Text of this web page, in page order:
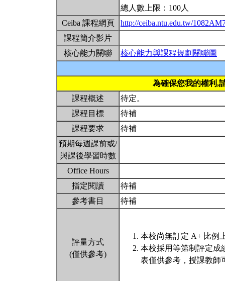
總人數上限：100人
Ceiba 課程網頁
http://ceiba.ntu.edu.tw/
課程簡介影片
核心能力關聯
核心能力與課程規劃關聯圖
為確保您我的權利,
課程概述
待定。
課程目標
待補
課程要求
待補
預期每週課前或/
與課後學習時數
Office Hours
指定閱讀
待補
參考書目
待補
評量方式
(僅供參考)
本校尚無訂定 A+ 比例
本校採用等第制評定成
表僅供參考，授課教師